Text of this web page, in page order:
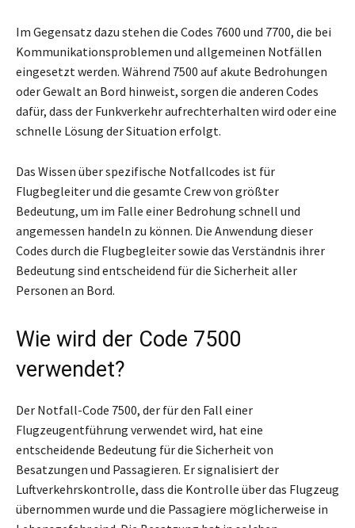
Im Gegensatz dazu stehen die Codes 7600 und 7700, die bei
Kommunikationsproblemen und allgemeinen Notfällen
eingesetzt werden. Während 7500 auf akute Bedrohungen
oder Gewalt an Bord hinweist, sorgen die anderen Codes
dafür, dass der Funkverkehr aufrechterhalten wird oder eine
schnelle Lösung der Situation erfolgt.
Das Wissen über spezifische Notfallcodes ist für
Flugbegleiter und die gesamte Crew von größter
Bedeutung, um im Falle einer Bedrohung schnell und
angemessen handeln zu können. Die Anwendung dieser
Codes durch die Flugbegleiter sowie das Verständnis ihrer
Bedeutung sind entscheidend für die Sicherheit aller
Personen an Bord.
Wie wird der Code 7500
verwendet?
Der Notfall-Code 7500, der für den Fall einer
Flugzeugentführung verwendet wird, hat eine
entscheidende Bedeutung für die Sicherheit von
Besatzungen und Passagieren. Er signalisiert der
Luftverkehrskontrolle, dass die Kontrolle über das Flugzeug
übernommen wurde und die Passagiere möglicherweise in